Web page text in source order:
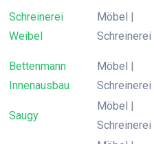
Schreinerei
Weibel
Möbel |
Schreinerei
Bettenmann
Innenausbau
Möbel |
Schreinerei
Saugy
Möbel |
Schreinerei